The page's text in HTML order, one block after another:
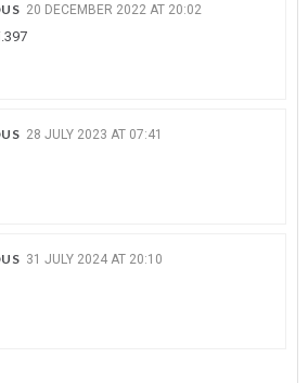
20 DECEMBER 2022 AT 20:02
28 JULY 2023 AT 07:41
31 JULY 2024 AT 20:10